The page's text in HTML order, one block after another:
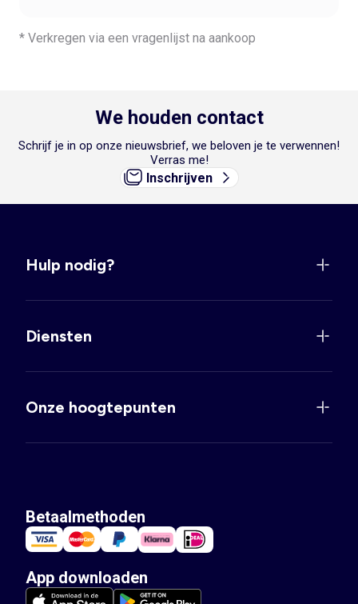
* Verkregen via een vragenlijst na aankoop
We houden contact
Schrijf je in op onze nieuwsbrief, we beloven je te verwennen!
Verras me!
Inschrijven
Hulp nodig?
Diensten
Onze hoogtepunten
Betaalmethoden
App downloaden